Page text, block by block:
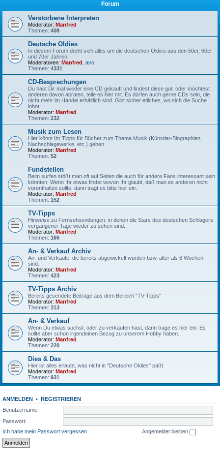
Forum
Verstorbene Interpreten
Moderator: Manfred
Themen: 408
Deutsche Oldies
In diesem Forum dreht sich alles um die deutschen Oldies aus den 50er, 60er
und 70er Jahren.
Moderatoren: Manfred avo
Themen: 4331
CD-Besprechungen
Du hast Dir mal wieder eine CD gekauft und findest diese gut, oder möchtest
anderen davon abraten, teile es hier mit. Es dürfen auch gerne CDs sein, die
nicht mehr im Handel erhältlich sind. Gibt sicher etliches, wo sich die Suche
lohnt.
Moderator: Manfred
Themen: 232
Musik zum Lesen
Hier könnt Ihr Tipps für Bücher zum Thema Musik (Künstler-Biographien,
Nachschlagewerke, etc.) geben.
Moderator: Manfred
Themen: 52
Fundstellen
Beim surfen stößt man oft auf Seiten die auch für andere Fans interessant sein
könnten. Wenn Ihr etwas findet wovon Ihr glaubt, daß man es anderen nicht
vorenthalten sollte, dann tragt es bitte hier ein.
Moderator: Manfred
Themen: 152
TV-Tipps
Hinweise zu Fernsehsendungen, in denen die Stars des deutschen Schlagers
vergangener Tage wieder zu sehen sind.
Moderator: Manfred
Themen: 166
An- & Verkauf Archiv
An- und Verkäufe, die bereits abgewickelt wurden bzw. älter als 6 Wochen
sind.
Moderator: Manfred
Themen: 423
TV-Tipps Archiv
Bereits gesendete Beiträge aus dem Bereich "TV-Tipps"
Moderator: Manfred
Themen: 313
An- & Verkauf
Wenn Du etwas suchst, oder zu verkaufen hast, dann trage es hier ein. Es
sollte aber schon irgendeinen Bezug zu unserem Hobby haben.
Moderator: Manfred
Themen: 220
Dies & Das
Hier ist alles erlaubt, was nicht in "Deutsche Oldies" paßt.
Moderator: Manfred
Themen: 931
ANMELDEN • REGISTRIEREN
Benutzername:
Passwort:
Ich habe mein Passwort vergessen
Angemeldet bleiben